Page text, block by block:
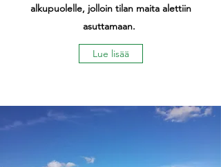
alkupuolelle, jolloin tilan maita alettiin
asuttamaan.
Lue lisää